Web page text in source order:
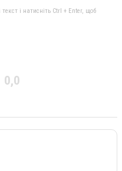
і натисніть Ctrl + Enter, щоб
0,0